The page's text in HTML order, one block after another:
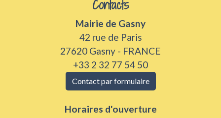
Contacts
Mairie de Gasny
42 rue de Paris
27620 Gasny - FRANCE
+33 2 32 77 54 50
Contact par formulaire
Horaires d'ouverture